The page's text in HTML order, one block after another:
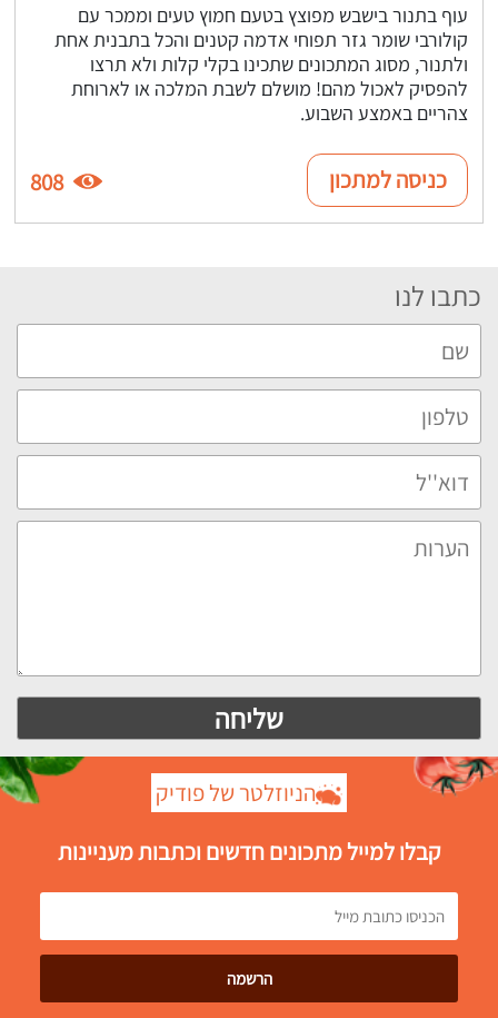
עוף בתנור בישבש מפוצץ בטעם חמוץ טעים וממכר עם
קולורבי שומר גזר תפוחי אדמה קטנים והכל בתבנית אחת
ולתנור, מסוג המתכונים שתכינו בקלי קלות ולא תרצו
להפסיק לאכול מהם! מושלם לשבת המלכה או לארוחת
צהריים באמצע השבוע.
כניסה למתכון 808
כתבו לנו
הניוזלטר של פודיק
קבלו למייל מתכונים חדשים וכתבות מעניינות